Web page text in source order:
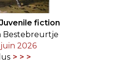
fiction
Bestebreurtje
2026